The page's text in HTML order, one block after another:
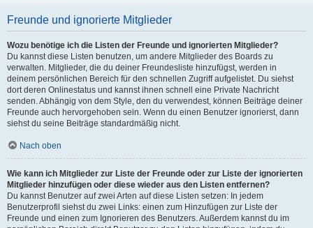
Freunde und ignorierte Mitglieder
Wozu benötige ich die Listen der Freunde und ignorierten Mitglieder?
Du kannst diese Listen benutzen, um andere Mitglieder des Boards zu
verwalten. Mitglieder, die du deiner Freundesliste hinzufügst, werden in
deinem persönlichen Bereich für den schnellen Zugriff aufgelistet. Du siehst
dort deren Onlinestatus und kannst ihnen schnell eine Private Nachricht
senden. Abhängig von dem Style, den du verwendest, können Beiträge deiner
Freunde auch hervorgehoben sein. Wenn du einen Benutzer ignorierst, dann
siehst du seine Beiträge standardmäßig nicht.
Nach oben
Wie kann ich Mitglieder zur Liste der Freunde oder zur Liste der ignorierten
Mitglieder hinzufügen oder diese wieder aus den Listen entfernen?
Du kannst Benutzer auf zwei Arten auf diese Listen setzen: In jedem
Benutzerprofil siehst du zwei Links: einen zum Hinzufügen zur Liste der
Freunde und einen zum Ignorieren des Benutzers. Außerdem kannst du im